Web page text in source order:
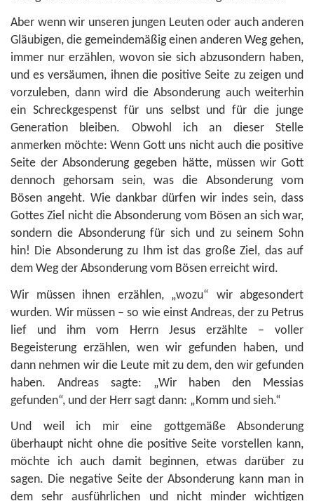
Aber wenn wir unseren jungen Leuten oder auch anderen
Gläubigen, die gemeindemäßig einen anderen Weg gehen,
immer nur erzählen, wovon sie sich abzusondern haben,
und es versäumen, ihnen die positive Seite zu zeigen und
vorzuleben, dann wird die Absonderung auch weiterhin
ein Schreckgespenst für uns selbst und für die junge
Generation bleiben. Obwohl ich an dieser Stelle
anmerken möchte: Wenn Gott uns nicht auch die positive
Seite der Absonderung gegeben hätte, müssen wir Gott
dennoch gehorsam sein, was die Absonderung vom
Bösen angeht. Wie dankbar dürfen wir indes sein, dass
Gottes Ziel nicht die Absonderung vom Bösen an sich war,
sondern die Absonderung für sich und zu seinem Sohn
hin! Die Absonderung zu Ihm ist das große Ziel, das auf
dem Weg der Absonderung vom Bösen erreicht wird.
Wir müssen ihnen erzählen, „wozu“ wir abgesondert
wurden. Wir müssen – so wie einst Andreas, der zu Petrus
lief und ihm vom Herrn Jesus erzählte – voller
Begeisterung erzählen, wen wir gefunden haben, und
dann nehmen wir die Leute mit zu dem, den wir gefunden
haben. Andreas sagte: „Wir haben den Messias
gefunden“, und der Herr sagt dann: „Komm und sieh.“
Und weil ich mir eine gottgemäße Absonderung
überhaupt nicht ohne die positive Seite vorstellen kann,
möchte ich auch damit beginnen, etwas darüber zu
sagen. Die negative Seite der Absonderung kann man in
dem sehr ausführlichen und nicht minder wichtigen